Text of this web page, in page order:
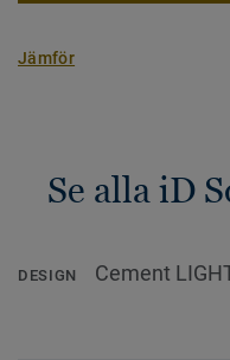
Jämför
Se alla iD
DESIGN Cement